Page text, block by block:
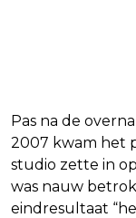
Pas na de
2007 kwam het
studio zette in
was nauw
eindresultaat